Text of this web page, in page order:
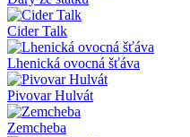
Cider Talk
Lhenická ovocná šťáva
Pivovar Hulvát
Zemcheba